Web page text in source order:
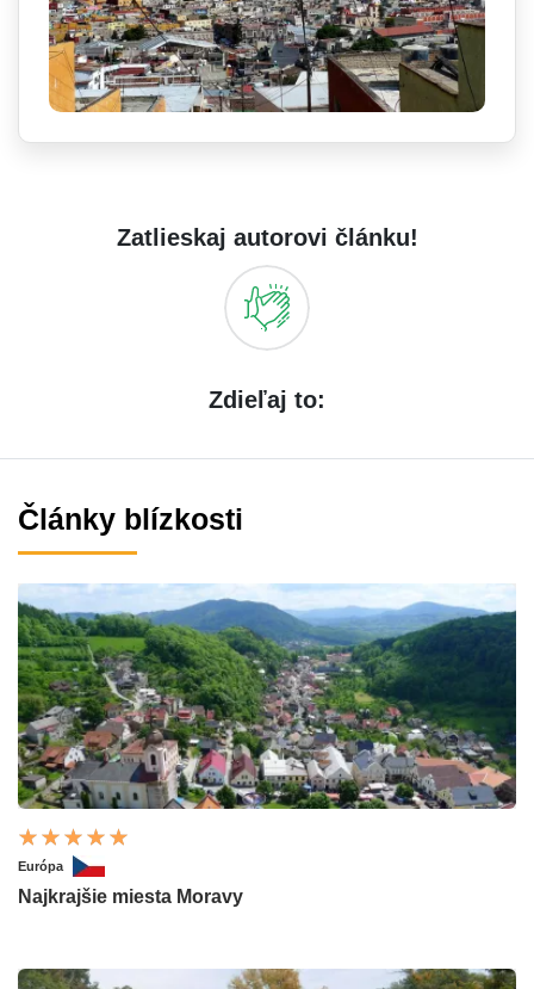
Zatlieskaj autorovi článku!
Zdieľaj to:
Články blízkosti
Európa
Najkrajšie miesta Moravy